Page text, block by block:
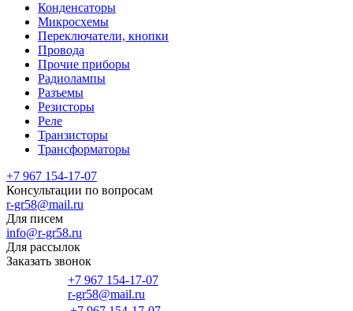
Конденсаторы
Микросхемы
Переключатели, кнопки
Провода
Прочие приборы
Радиолампы
Разъемы
Резисторы
Реле
Транзисторы
Трансформаторы
+7 967 154-17-07
Консультации по вопросам
r-gr58@mail.ru
Для писем
info@r-gr58.ru
Для рассылок
Заказать звонок
+7 967 154-17-07
r-gr58@mail.ru